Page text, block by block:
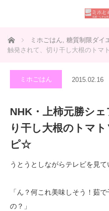
ホーム ミホごはん, 糖質制限ダイ
触発されて、切り干し大根のトマ
ミホごはん 2015.02.16
NHK・上柿元勝シ
り干し大根のトマ
ピ☆
うとうとしながらテレビを見て
「ん？何これ美味しそう！茹
の？」